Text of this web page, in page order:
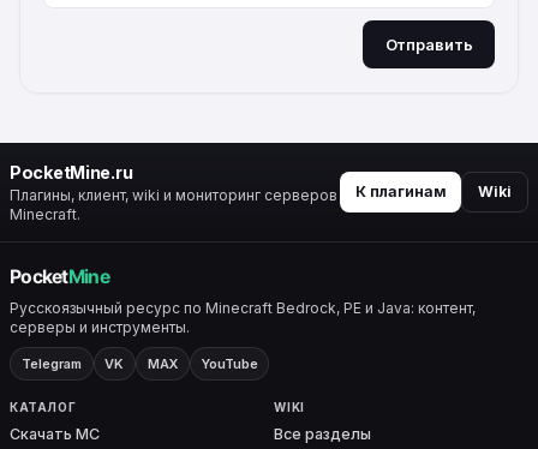
Отправить
PocketMine.ru
Плагины, клиент, wiki и мониторинг серверов
Minecraft.
К плагинам Wiki
Русскоязычный ресурс по Minecraft Bedrock, PE и Java: контент,
серверы и инструменты.
Telegram VK MAX YouTube
КАТАЛОГ
Скачать MC
WIKI
Все разделы